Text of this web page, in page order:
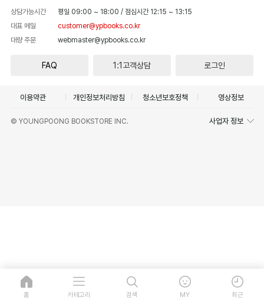
상담가능시간 평일 09:00 ~ 18:00 / 점심시간 12:15 ~ 13:15
대표 메일
customer@ypbooks.co.kr
대량 주문
webmaster@ypbooks.co.kr
FAQ 1:1고객상담 로그인
이용약관 개인정보처리방침 청소년보호정책 영상정보
© YOUNGPOONG BOOKSTORE INC. 사업자 정보
홈 카테고리 검색 MY 최근